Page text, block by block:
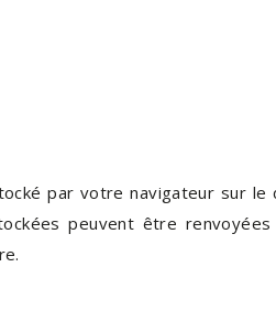
par votre navigateur sur le
peuvent être